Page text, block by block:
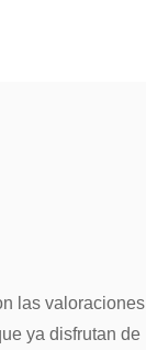
las valoraciones
ya disfrutan de